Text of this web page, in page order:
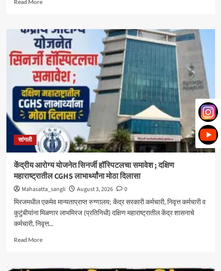
Read More
मिरज
पंचायत
समितीत
महायुतीचा
झेंडा;
सभापतीपदी
राणी
भोरे,
उपसभापतीपदी
ललिता
शेजूळ
बिनविरोध
सांगली
केंद्रीय आरोग्य योजनेत सिनर्जी हॉस्पिटलचा समावेश ; दक्षिण
महाराष्ट्रातील CGHS लाभार्थ्यांना मोठा दिलासा
Mahasatta_sangli August 3, 2026
0
मिरजमधील एकमेव मान्यताप्राप्त रुग्णालय; केंद्र सरकारी कर्मचारी, निवृत्त कर्मचारी व
कुटुंबीयांना मिळणार लाभमिरज (प्रतिनिधी) दक्षिण महाराष्ट्रातील केंद्र शासनाचे
कर्मचारी, निवृत्त...
Read MoreRead
केंद्रीय